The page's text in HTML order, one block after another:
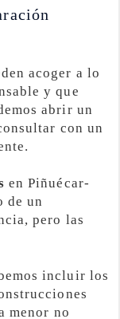
acoger a lo
y que
abrir un
con un
en Piñuécar-
de un
pero las
incluir los
menor no